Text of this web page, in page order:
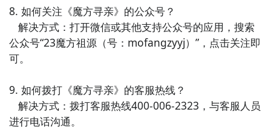
8. 如何关注《魔方寻亲》的公众号？
公众号“23魔方祖源（号：mofangzyyj）”，点击关注即
可。
9. 如何拨打《魔方寻亲》的客服热线？
进行电话沟通。